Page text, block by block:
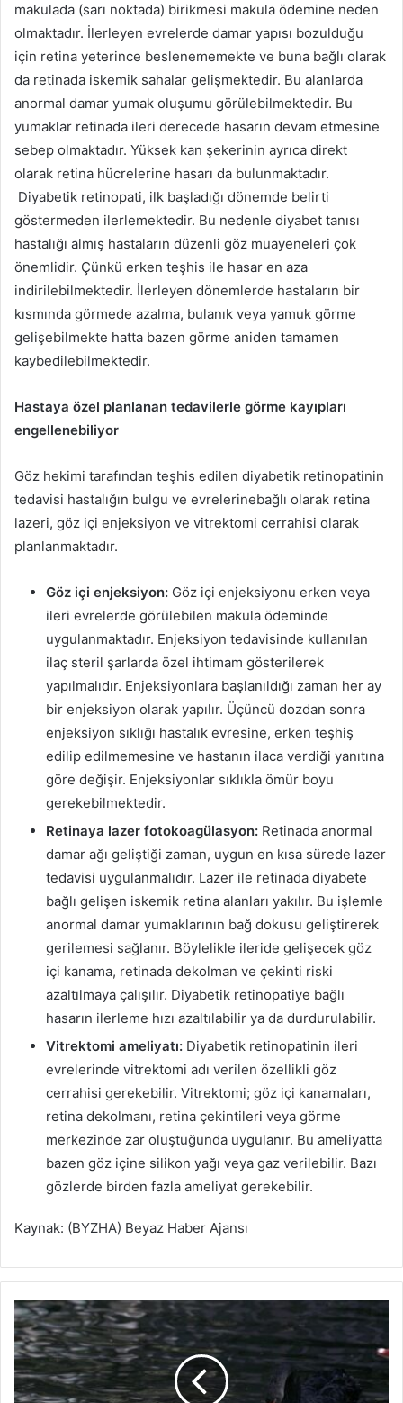
makulada (sarı noktada) birikmesi makula ödemine neden
olmaktadır. İlerleyen evrelerde damar yapısı bozulduğu
için retina yeterince beslenememekte ve buna bağlı olarak
da retinada iskemik sahalar gelişmektedir. Bu alanlarda
anormal damar yumak oluşumu görülebilmektedir. Bu
yumaklar retinada ileri derecede hasarın devam etmesine
sebep olmaktadır. Yüksek kan şekerinin ayrıca direkt
olarak retina hücrelerine hasarı da bulunmaktadır.
Diyabetik retinopati, ilk başladığı dönemde belirti
göstermeden ilerlemektedir. Bu nedenle diyabet tanısı
hastalığı almış hastaların düzenli göz muayeneleri çok
önemlidir. Çünkü erken teşhis ile hasar en aza
indirilebilmektedir. İlerleyen dönemlerde hastaların bir
kısmında görmede azalma, bulanık veya yamuk görme
gelişebilmekte hatta bazen görme aniden tamamen
kaybedilebilmektedir.
Hastaya özel planlanan tedavilerle görme kayıpları
engellenebiliyor
Göz hekimi tarafından teşhis edilen diyabetik retinopatinin
tedavisi hastalığın bulgu ve evrelerinebağlı olarak retina
lazeri, göz içi enjeksiyon ve vitrektomi cerrahisi olarak
planlanmaktadır.
Göz içi enjeksiyon: Göz içi enjeksiyonu erken veya
ileri evrelerde görülebilen makula ödeminde
uygulanmaktadır. Enjeksiyon tedavisinde kullanılan
ilaç steril şarlarda özel ihtimam gösterilerek
yapılmalıdır. Enjeksiyonlara başlanıldığı zaman her ay
bir enjeksiyon olarak yapılır. Üçüncü dozdan sonra
enjeksiyon sıklığı hastalık evresine, erken teşhiş
edilip edilmemesine ve hastanın ilaca verdiği yanıtına
göre değişir. Enjeksiyonlar sıklıkla ömür boyu
gerekebilmektedir.
Retinaya lazer fotokoagülasyon: Retinada anormal
damar ağı geliştiği zaman, uygun en kısa sürede lazer
tedavisi uygulanmalıdır. Lazer ile retinada diyabete
bağlı gelişen iskemik retina alanları yakılır. Bu işlemle
anormal damar yumaklarının bağ dokusu geliştirerek
gerilemesi sağlanır. Böylelikle ileride gelişecek göz
içi kanama, retinada dekolman ve çekinti riski
azaltılmaya çalışılır. Diyabetik retinopatiye bağlı
hasarın ilerleme hızı azaltılabilir ya da durdurulabilir.
Vitrektomi ameliyatı: Diyabetik retinopatinin ileri
evrelerinde vitrektomi adı verilen özellikli göz
cerrahisi gerekebilir. Vitrektomi; göz içi kanamaları,
retina dekolmanı, retina çekintileri veya görme
merkezinde zar oluştuğunda uygulanır. Bu ameliyatta
bazen göz içine silikon yağı veya gaz verilebilir. Bazı
gözlerde birden fazla ameliyat gerekebilir.
Kaynak: (BYZHA) Beyaz Haber Ajansı
Ç
a
n
k